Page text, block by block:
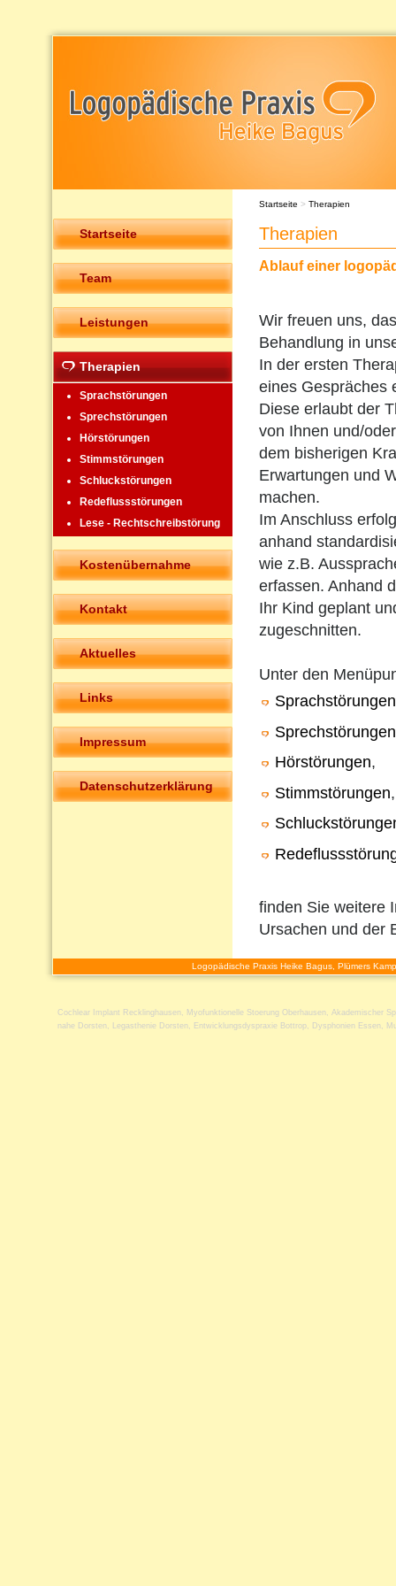
Startseite
Team
Leistungen
Therapien
Sprachstörungen
Sprechstörungen
Hörstörungen
Stimmstörungen
Schluckstörungen
Redeflussstörungen
Lese - Rechtschreibstörung
Kostenübernahme
Kontakt
Aktuelles
Links
Impressum
Datenschutzerklärung
Startseite > Therapien
Therapien
Ablauf einer
Wir freuen uns,
Behandlung in
In der ersten
eines Gespräches
Diese erlaubt der
von Ihnen und/
dem bisherigen
Erwartungen und
machen.
Im Anschluss
anhand
wie z.B.
erfassen. Anhand
Ihr Kind geplant
zugeschnitten.
Unter den
Sprachstörungen
Sprechstörungen
Hörstörungen,
Stimmstörungen,
finden Sie weitere
Ursachen und der
Logopädische Praxis Heike Bagus, Plümers
Cochlear Implant Recklinghausen , Myofunktionelle Stoerung Oberhausen , Akademischer
nahe Dorsten , Legasthenie Dorsten , Entwicklungsdyspraxie Bottrop, Dysphonien Essen ,